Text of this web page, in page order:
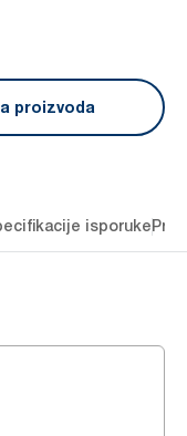
proizvoda
isporuke